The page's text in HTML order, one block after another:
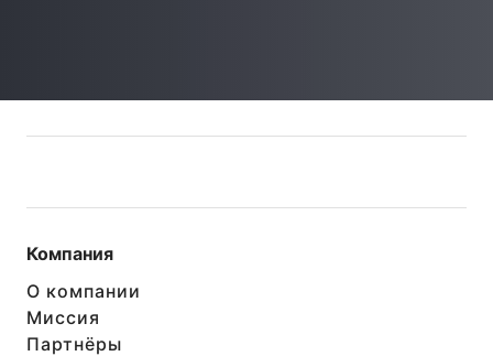
Компания
О компании
Миссия
Партнёры